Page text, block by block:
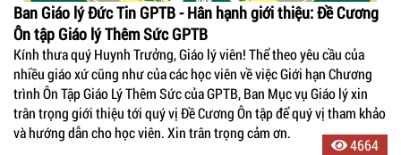
Ban Giáo lý Đức Tin GPTB - Hân hạnh giới thiệu: Đề Cương
Ôn tập Giáo lý Thêm Sức GPTB
Kính thưa quý Huynh Trưởng, Giáo lý viên! Thể theo yêu cầu của
nhiều giáo xứ cũng như của các học viên về việc Giới hạn Chương
trình Ôn Tập Giáo Lý Thêm Sức của GPTB, Ban Mục vụ Giáo lý xin
trân trọng giới thiệu tới quý vị Đề Cương Ôn tập để quý vị tham khảo
và hướng dẫn cho học viên. Xin trân trọng cảm ơn.
4664